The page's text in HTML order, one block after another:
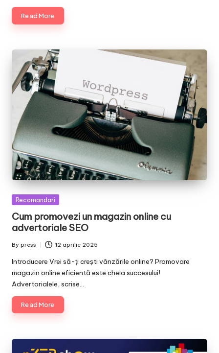
Read More
Posted
Recomandari
Cum promovezi un magazin online cu
advertoriale SEO
Posted
by
By press 12 aprilie 2025
Introducere Vrei să-ți crești vânzările online? Promovare
magazin online eficientă este cheia succesului!
Advertorialele, scrise…
Read More